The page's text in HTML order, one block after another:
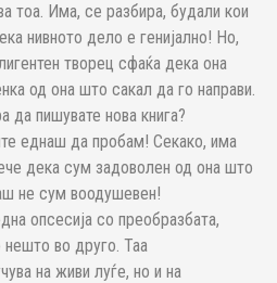
тоа. Има, се разбира, будали кои
нивното дело е генијално! Но,
творец сфаќа дека она
од она што сакал да го направи.
пишувате нова книга?
еднаш да пробам! Секако, има
дека сум задоволен од она што
не сум воодушевен!
опсесија со преобразбата,
нешто во друго. Таа
на живи луѓе, но и на